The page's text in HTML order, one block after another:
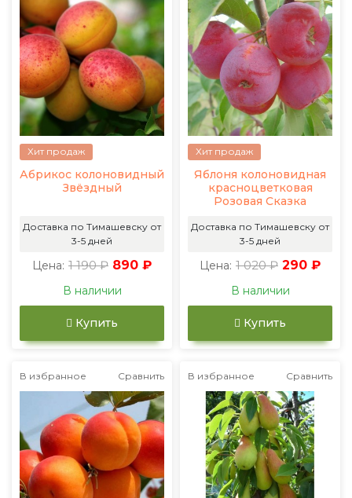
Хит продаж
Абрикос колоновидный
Звёздный
Доставка по Тимашевску от
3-5 дней
Цена: 1 190 ₽ 890 ₽
В наличии
Купить
Хит продаж
Яблоня колоновидная
красноцветковая
Розовая Сказка
Доставка по Тимашевску от
3-5 дней
Цена: 1 020 ₽ 290 ₽
В наличии
Купить
В избранное Сравнить В избранное Сравнить